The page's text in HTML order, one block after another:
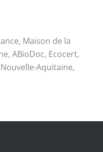
Maison de la
ABioDoc, Ecocert,
Aquitaine,